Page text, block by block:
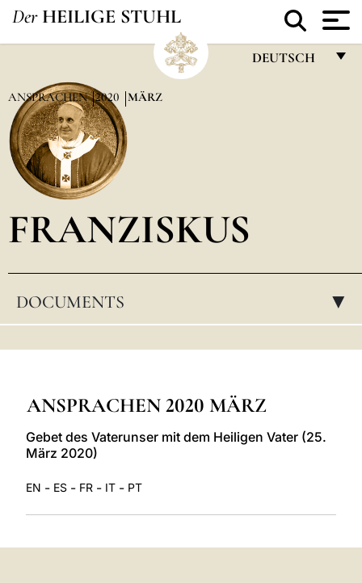
Der HEILIGE STUHL
DEUTSCH
POLSKI
ANSPRACHEN 2020 MÄRZ
FRANZISKUS
DOCUMENTS ▸
ANSPRACHEN 2020 MÄRZ
Gebet des Vaterunser mit dem Heiligen Vater (25.
März 2020)
EN - ES - FR - IT - PT